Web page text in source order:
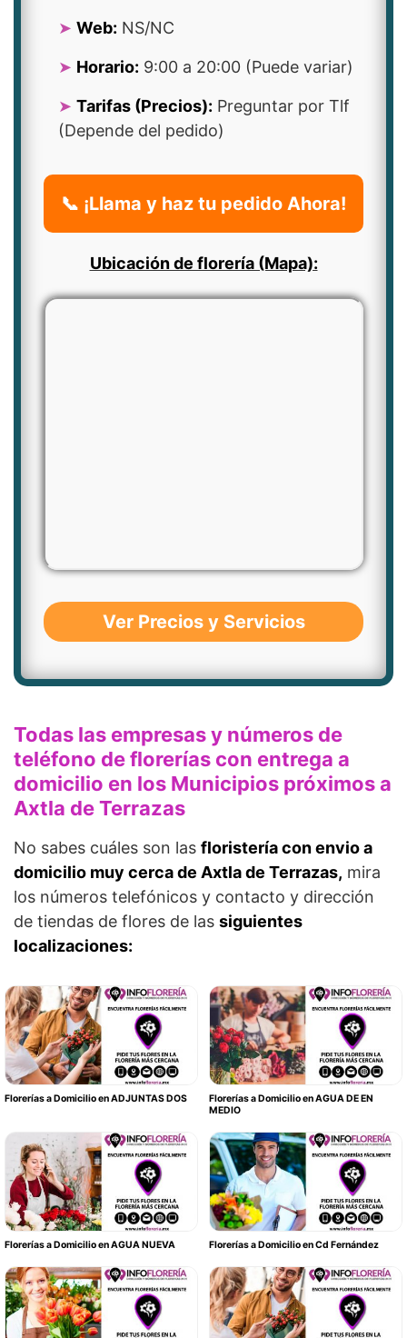
Web: NS/NC
Horario: 9:00 a 20:00 (Puede variar)
Tarifas (Precios): Preguntar por Tlf
(Depende del pedido)
📞 ¡Llama y haz tu pedido Ahora!
Ubicación de florería (Mapa):
Ver Precios y Servicios
Todas las empresas y números de
teléfono de florerías con entrega a
domicilio en los Municipios próximos a
Axtla de Terrazas
No sabes cuáles son las floristería con envio a
domicilio muy cerca de Axtla de Terrazas, mira
los números telefónicos y contacto y dirección
de tiendas de flores de las siguientes
localizaciones:
Florerías a Domicilio en ADJUNTAS DOS
Florerías a Domicilio en AGUA DE EN
MEDIO
Florerías a Domicilio en AGUA NUEVA Florerías a Domicilio en Cd Fernández